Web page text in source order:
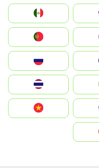
South Korea
Nederland
Portugal
România
Slovensko
United States
Vietnam